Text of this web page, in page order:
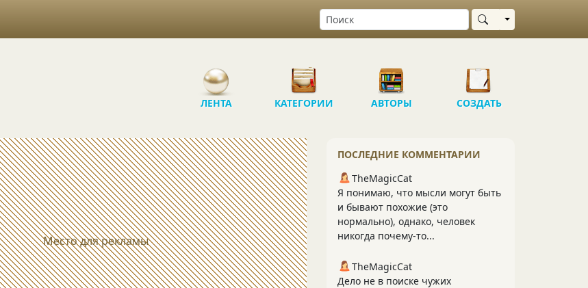
Выбрать область
ЛЕНТА КАТЕГОРИИ АВТОРЫ СОЗДАТЬ
Место для рекламы
ПОСЛЕДНИЕ КОММЕНТАРИИ
TheMagicCat
Я понимаю, что мысли могут быть
и бывают похожие (это
нормально), однако, человек
никогда почему-то...
TheMagicCat
Дело не в поиске чужих